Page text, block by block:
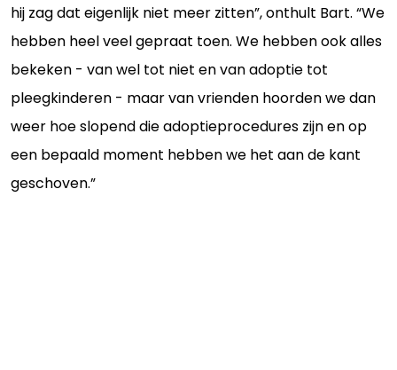
hij zag dat eigenlijk niet meer zitten”, onthult Bart. “We
hebben heel veel gepraat toen. We hebben ook alles
bekeken - van wel tot niet en van adoptie tot
pleegkinderen - maar van vrienden hoorden we dan
weer hoe slopend die adoptieprocedures zijn en op
een bepaald moment hebben we het aan de kant
geschoven.”